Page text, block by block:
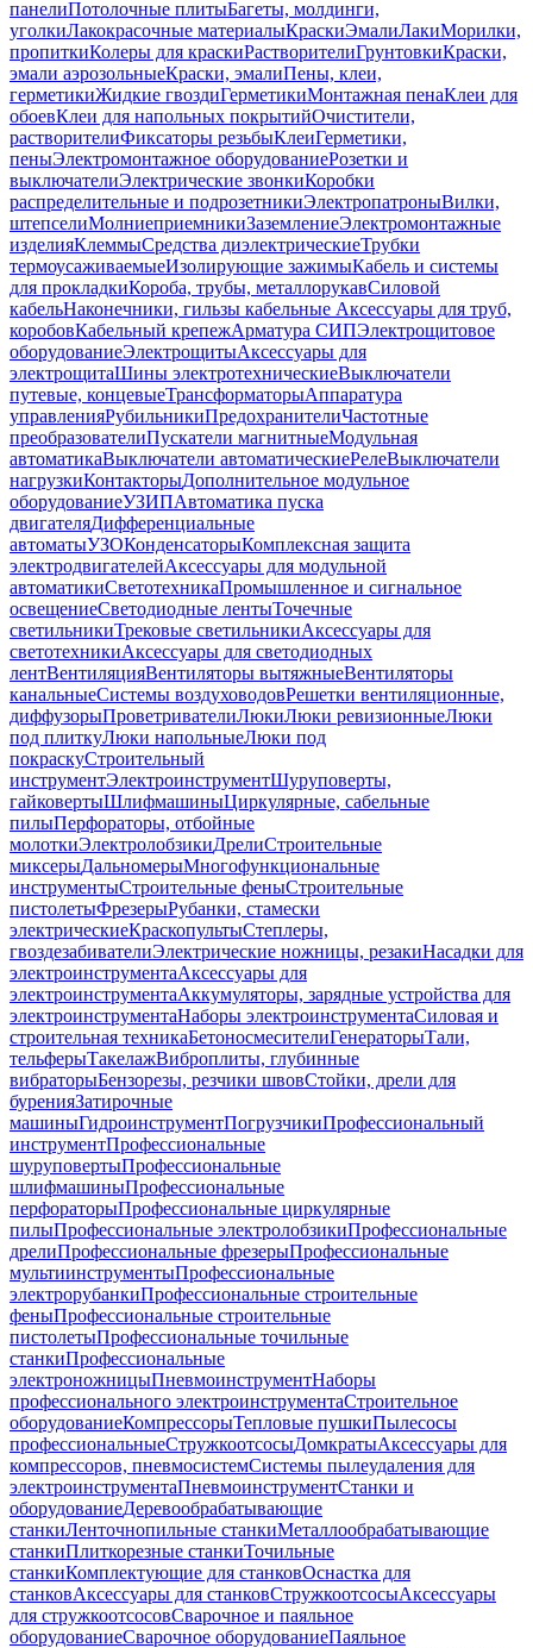
панелиПотолочные плитыБагеты, молдинги,
уголкиЛакокрасочные материалыКраскиЭмалиЛакиМорилки,
пропиткиКолеры для краскиРастворителиГрунтовкиКраски,
эмали аэрозольныеКраски, эмалиПены, клеи,
герметикиЖидкие гвоздиГерметикиМонтажная пенаКлеи для
обоевКлеи для напольных покрытийОчистители,
растворителиФиксаторы резьбыКлеиГерметики,
пеныЭлектромонтажное оборудованиеРозетки и
выключателиЭлектрические звонкиКоробки
распределительные и подрозетникиЭлектропатроныВилки,
штепселиМолниеприемникиЗаземлениеЭлектромонтажные
изделияКлеммыСредства диэлектрическиеТрубки
термоусаживаемыеИзолирующие зажимыКабель и системы
для прокладкиКороба, трубы, металлорукавСиловой
кабельНаконечники, гильзы кабельные Аксессуары для труб,
коробовКабельный крепежАрматура СИПЭлектрощитовое
оборудованиеЭлектрощитыАксессуары для
электрощитаШины электротехническиеВыключатели
путевые, концевыеТрансформаторыАппаратура
управленияРубильникиПредохранителиЧастотные
преобразователиПускатели магнитныеМодульная
автоматикаВыключатели автоматическиеРелеВыключатели
нагрузкиКонтакторыДополнительное модульное
оборудованиеУЗИПАвтоматика пуска
двигателяДифференциальные
автоматыУЗОКонденсаторыКомплексная защита
электродвигателейАксессуары для модульной
автоматикиСветотехникаПромышленное и сигнальное
освещениеСветодиодные лентыТочечные
светильникиТрековые светильникиАксессуары для
светотехникиАксессуары для светодиодных
лентВентиляцияВентиляторы вытяжныеВентиляторы
канальныеСистемы воздуховодовРешетки вентиляционные,
диффузорыПроветривателиЛюкиЛюки ревизионныеЛюки
под плиткуЛюки напольныеЛюки под
покраскуСтроительный
инструментЭлектроинструментШуруповерты,
гайковертыШлифмашиныЦиркулярные, сабельные
пилыПерфораторы, отбойные
молоткиЭлектролобзикиДрелиСтроительные
миксерыДальномерыМногофункциональные
инструментыСтроительные феныСтроительные
пистолетыФрезерыРубанки, стамески
электрическиеКраскопультыСтеплеры,
гвоздезабивателиЭлектрические ножницы, резакиНасадки для
электроинструментаАксессуары для
электроинструментаАккумуляторы, зарядные устройства для
электроинструментаНаборы электроинструментаСиловая и
строительная техникаБетоносмесителиГенераторыТали,
тельферыТакелажВиброплиты, глубинные
вибраторыБензорезы, резчики швовСтойки, дрели для
буренияЗатирочные
машиныГидроинструментПогрузчикиПрофессиональный
инструментПрофессиональные
шуруповертыПрофессиональные
шлифмашиныПрофессиональные
перфораторыПрофессиональные циркулярные
пилыПрофессиональные электролобзикиПрофессиональные
дрелиПрофессиональные фрезерыПрофессиональные
мультиинструментыПрофессиональные
электрорубанкиПрофессиональные строительные
феныПрофессиональные строительные
пистолетыПрофессиональные точильные
станкиПрофессиональные
электроножницыПневмоинструментНаборы
профессионального электроинструментаСтроительное
оборудованиеКомпрессорыТепловые пушкиПылесосы
профессиональныеСтружкоотсосыДомкратыАксессуары для
компрессоров, пневмосистемСистемы пылеудаления для
электроинструментаПневмоинструментСтанки и
оборудованиеДеревообрабатывающие
станкиЛенточнопильные станкиМеталлообрабатывающие
станкиПлиткорезные станкиТочильные
станкиКомплектующие для станковОснастка для
станковАксессуары для станковСтружкоотсосыАксессуары
для стружкоотсосовСварочное и паяльное
оборудованиеСварочное оборудованиеПаяльное